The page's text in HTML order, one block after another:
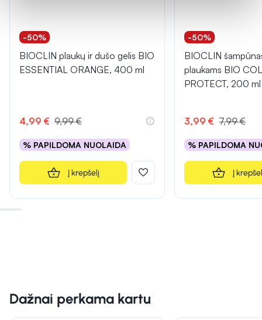
-50%
BIOCLIN plaukų ir dušo gelis BIO
ESSENTIAL ORANGE, 400 ml
4,99 € 9,99 €
% PAPILDOMA NUOLAIDA
Į krepšelį
-50%
BIOCLIN
plaukams BIO
PROTECT, 200 ml
3,99 € 7,99 €
% PAPILDOMA
Į
Dažnai perkama kartu